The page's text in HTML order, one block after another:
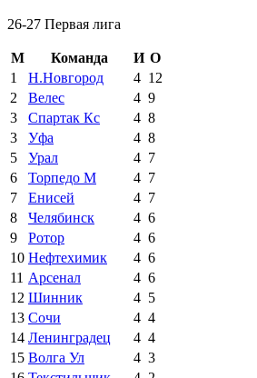
26-27 Первая лига
М Команда И О
1
Н.Новгород 4 12
2
Велес 4 9
3
Спартак Кс 4 8
3
Уфа 4 8
5
Урал 4 7
6
Торпедо М 4 7
7
Енисей 4 7
8
Челябинск 4 6
9
Ротор 4 6
10 Нефтехимик 4 6
11 Арсенал 4 6
12 Шинник 4 5
13 Сочи 4 4
14 Ленинградец 4 4
15 Волга Ул 4 3